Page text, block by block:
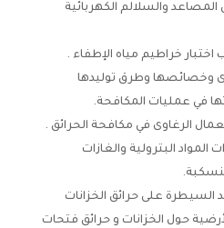
والسلالم الكهربائية
خراطيم مياه الإطفاء .
وخصائصها وطرق توليدها
في عمليات المكافحة.
الرغاوى في مكافحة الحرائق .
المواد البترولية والغازات
السيطرة على حرائق الخزانات
حول الخزانات و حرائق فتحات